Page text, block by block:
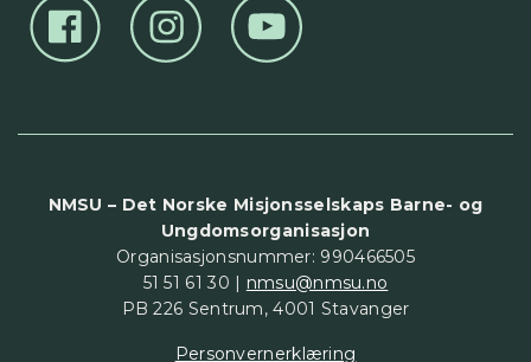
NMSU – Det Norske Misjonsselskaps Barne- og
Ungdomsorganisasjon
Organisasjonsnummer: 990466505
51 51 61 30 | nmsu@nmsu.no
PB 226 Sentrum, 4001 Stavanger
Personvernerklæring